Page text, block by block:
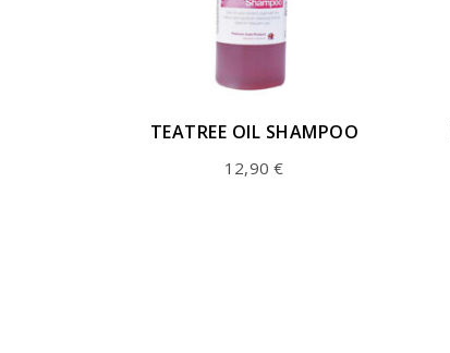
TEATREE OIL SHAMPOO
12,90€